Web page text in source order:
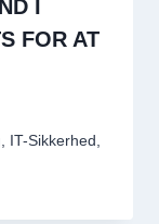
I
FOR AT
, IT-Sikkerhed ,